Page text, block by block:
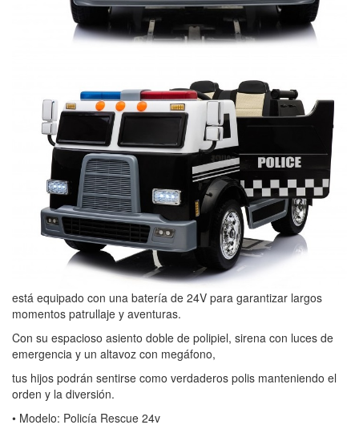
está equipado con una batería de 24V para garantizar largos
momentos patrullaje y aventuras.
Con su espacioso asiento doble de polipiel, sirena con luces de
emergencia y un altavoz con megáfono,
tus hijos podrán sentirse como verdaderos polis manteniendo el
orden y la diversión.
• Modelo: Policía Rescue 24v